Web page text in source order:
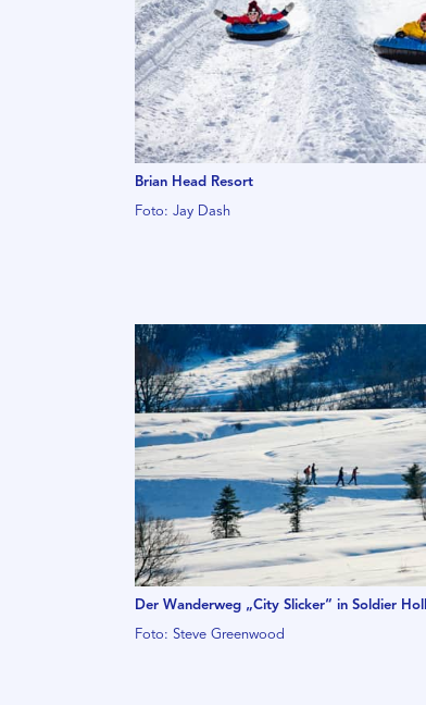
Brian Head Resort
Foto: Jay Dash
Der Wanderweg „City Slicker“ in Soldier
Foto: Steve Greenwood